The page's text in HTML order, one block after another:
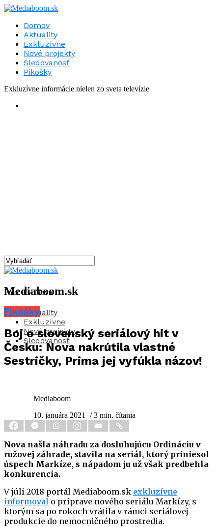
Domov
Aktuality
Exkluzívne
Nové projekty
Sledovanosť
Pikošky
Exkluzívne informácie nielen zo sveta televízie
Mediaboom.sk
Aktuality
Exkluzívne
Nové projekty
Sledovanosť
Foto: TV Nova
Pikošky
Boj o slovenský seriálový hit v
Česku: Nova nakrútila vlastné
Sestričky, Prima jej vyfúkla názov!
Mediaboom
10. januára 2021
/ 3 min. čítania
Nova našla náhradu za dosluhujúcu Ordináciu v
ružovej záhrade, stavila na seriál, ktorý priniesol
úspech Markíze, s nápadom ju už však predbehla
konkurencia.
V júli 2018 portál Mediaboom.sk exkluzívne
informoval o príprave nového seriálu Markízy, s
ktorým sa po rokoch vrátila v rámci seriálovej
produkcie do nemocničného prostredia.